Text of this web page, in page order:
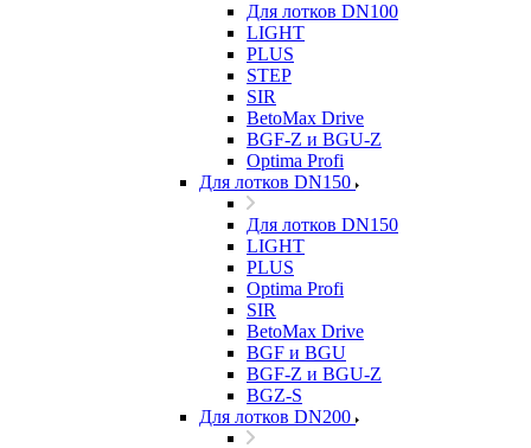
Для лотков DN100
LIGHT
PLUS
STEP
SIR
BetoMax Drive
BGF-Z и BGU-Z
Optima Profi
Для лотков DN150
Для лотков DN150
LIGHT
PLUS
Optima Profi
SIR
BetoMax Drive
BGF и BGU
BGF-Z и BGU-Z
BGZ-S
Для лотков DN200